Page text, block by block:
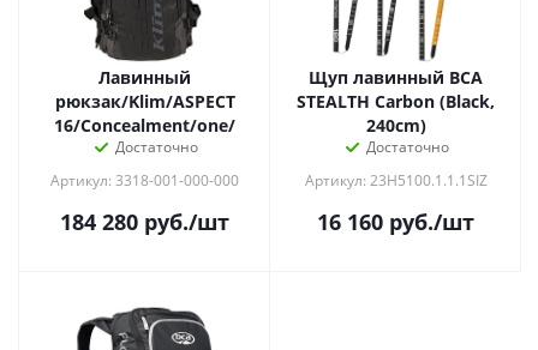
Лавинный
рюкзак/Klim/ASPECT
16/Concealment/one/
Достаточно
Артикул: 3318-001-000-000
184 280 руб./шт
Щуп лавинный BCA
STEALTH Carbon (Black,
240cm)
Достаточно
Артикул: 23H5100.1.1.1SIZ
16 160 руб./шт